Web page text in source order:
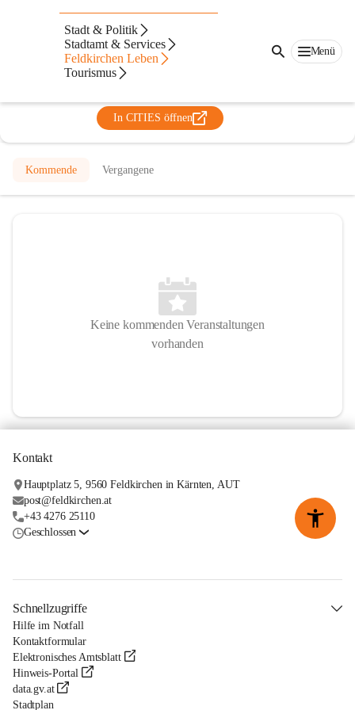
Stadt & Politik
Stadtamt & Services
Feldkirchen Leben
Tourismus
Menü
Musikschule Feldkirchen -
Patergassen
@musikschule-feldkirchen-patergassen
Musikschule
In CITIES öffnen
Kommende Vergangene
Keine kommenden Veranstaltungen
vorhanden
Kontakt
Hauptplatz 5, 9560 Feldkirchen in Kärnten, AUT
post@feldkirchen.at
+43 4276 25110
Geschlossen
Schnellzugriffe
Hilfe im Notfall
Kontaktformular
Elektronisches Amtsblatt
Hinweis-Portal
data.gv.at
Stadtplan